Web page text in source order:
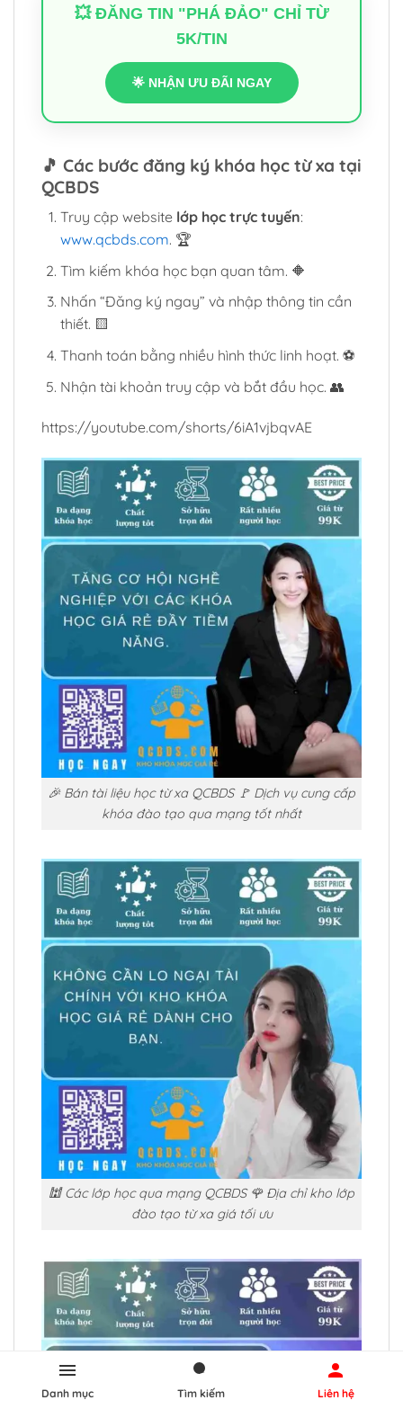
💥 ĐĂNG TIN "PHÁ ĐẢO" CHỈ TỪ
5K/TIN
🌟 NHẬN ƯU ĐÃI NGAY
🎵 Các bước đăng ký khóa học từ xa tại
QCBDS
Truy cập website lớp học trực tuyến:
www.qcbds.com. 🏆
Tìm kiếm khóa học bạn quan tâm. 🔶
Nhấn “Đăng ký ngay” và nhập thông tin cần
thiết. 🟨
Thanh toán bằng nhiều hình thức linh hoạt. ⚽
Nhận tài khoản truy cập và bắt đầu học. 👥
https://youtube.com/shorts/6iA1vjbqvAE
🎉 Bán tài liệu học từ xa QCBDS 🚩 Dịch vụ cung cấp
khóa đào tạo qua mạng tốt nhất
🕍 Các lớp học qua mạng QCBDS 🌹 Địa chỉ kho lớp
đào tạo từ xa giá tối ưu
Danh mục Tìm kiếm Liên hệ